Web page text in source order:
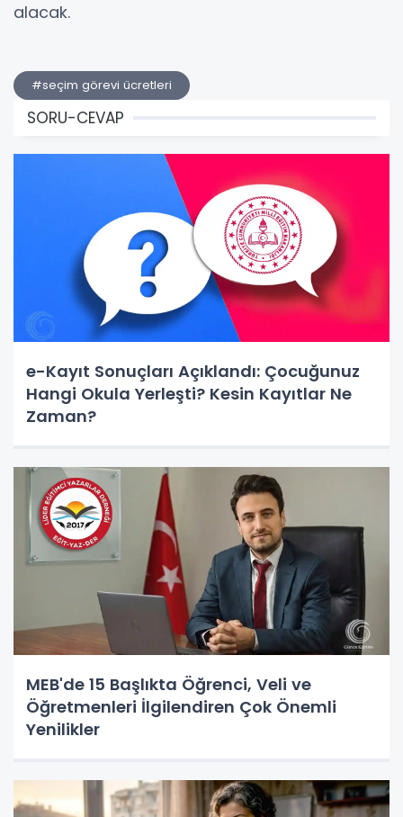
alacak.
#seçim görevi ücretleri
SORU-CEVAP
e-Kayıt Sonuçları Açıklandı: Çocuğunuz
Hangi Okula Yerleşti? Kesin Kayıtlar Ne
Zaman?
MEB'de 15 Başlıkta Öğrenci, Veli ve
Öğretmenleri İlgilendiren Çok Önemli
Yenilikler